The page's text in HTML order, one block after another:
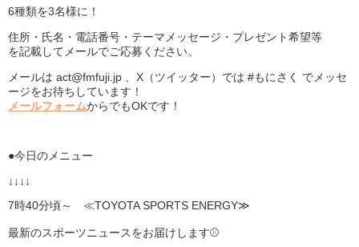
6種類を3名様に！
住所・氏名・電話番号・テーマメッセージ・プレゼント希望等
を記載してメールでご応募ください。
メールは act@fmfuji.jp 、X（ツイッター）では #もにさく でメッセ
ージをお待ちしています！
メールフォームからでもOKです！
●今日のメニュー
↓↓↓↓
7時40分頃～ ≪TOYOTA SPORTS ENERGY≫
最新のスポーツニュースをお届けします⚾